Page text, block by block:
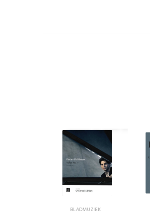
BLADMUZIEK